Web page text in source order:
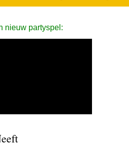
nieuw partyspel: